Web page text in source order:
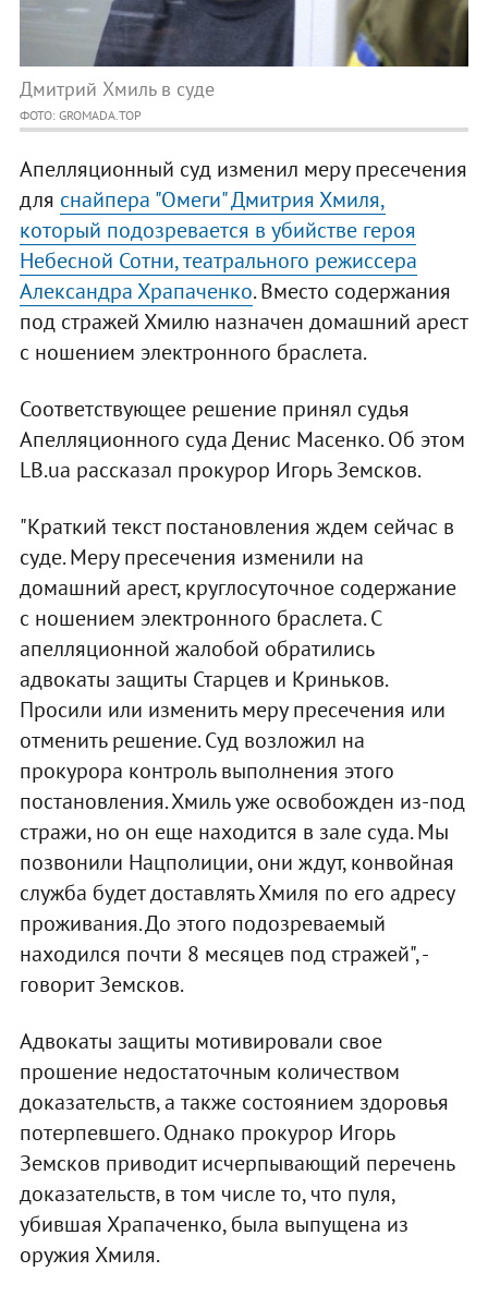
Дмитрий Хмиль в суде
ФОТО: GROMADA.TOP
Апелляционный суд изменил меру пресечения
для снайпера "Омеги" Дмитрия Хмиля,
который подозревается в убийстве героя
Небесной Сотни, театрального режиссера
Александра Храпаченко. Вместо содержания
под стражей Хмилю назначен домашний арест
с ношением электронного браслета.
Соответствующее решение принял судья
Апелляционного суда Денис Масенко. Об этом
LB.ua рассказал прокурор Игорь Земсков.
"Краткий текст постановления ждем сейчас в
суде. Меру пресечения изменили на
домашний арест, круглосуточное содержание
с ношением электронного браслета. С
апелляционной жалобой обратились
адвокаты защиты Старцев и Криньков.
Просили или изменить меру пресечения или
отменить решение. Суд возложил на
прокурора контроль выполнения этого
постановления. Хмиль уже освобожден из-под
стражи, но он еще находится в зале суда. Мы
позвонили Нацполиции, они ждут, конвойная
служба будет доставлять Хмиля по его адресу
проживания. До этого подозреваемый
находился почти 8 месяцев под стражей", -
говорит Земсков.
Адвокаты защиты мотивировали свое
прошение недостаточным количеством
доказательств, а также состоянием здоровья
потерпевшего. Однако прокурор Игорь
Земсков приводит исчерпывающий перечень
доказательств, в том числе то, что пуля,
убившая Храпаченко, была выпущена из
оружия Хмиля.